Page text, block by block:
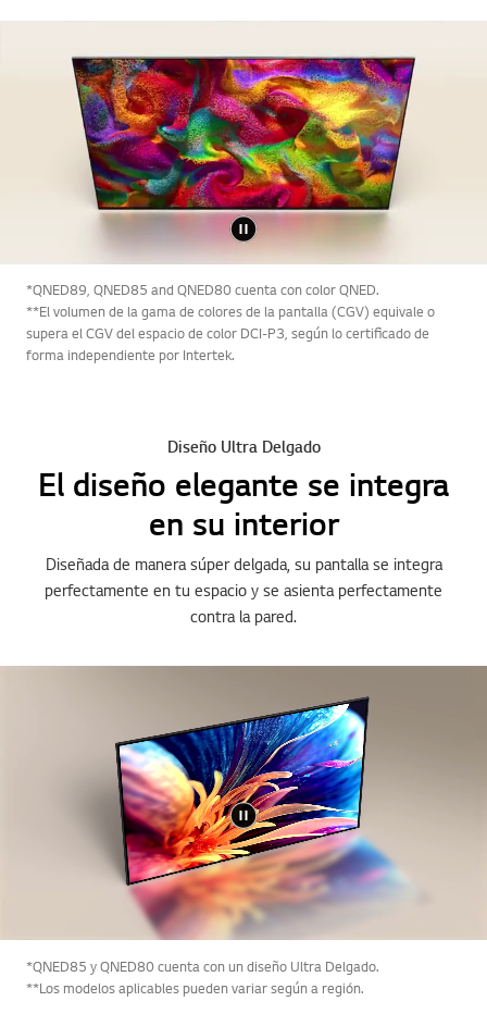
*QNED89, QNED85 and QNED80 cuenta con color QNED.
**El volumen de la gama de colores de la pantalla (CGV) equivale o
supera el CGV del espacio de color DCI-P3, según lo certificado de
forma independiente por Intertek.
Diseño Ultra Delgado
El diseño elegante se integra
en su interior
Diseñada de manera súper delgada, su pantalla se integra
perfectamente en tu espacio y se asienta perfectamente
contra la pared.
*QNED85 y QNED80 cuenta con un diseño Ultra Delgado.
**Los modelos aplicables pueden variar según a región.